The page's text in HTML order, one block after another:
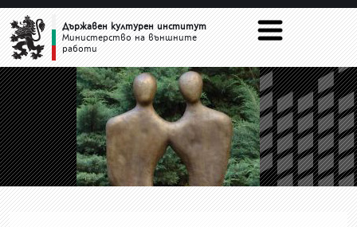
НОВИНИДържавен културен институт
Министерство на външните
работи